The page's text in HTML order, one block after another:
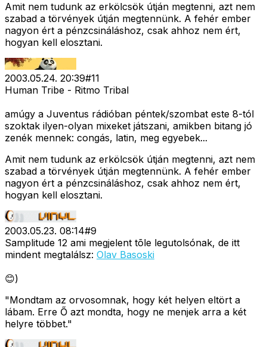
Amit nem tudunk az erkölcsök útján megtenni, azt nem
szabad a törvények útján megtennünk. A fehér ember
nagyon ért a pénzcsináláshoz, csak ahhoz nem ért,
hogyan kell elosztani.
2003.05.24. 20:39#11
Human Tribe - Ritmo Tribal
amúgy a Juventus rádióban péntek/szombat este 8-tól
szoktak ilyen-olyan mixeket játszani, amikben bitang jó
zenék mennek: congás, latin, meg egyebek...
Amit nem tudunk az erkölcsök útján megtenni, azt nem
szabad a törvények útján megtennünk. A fehér ember
nagyon ért a pénzcsináláshoz, csak ahhoz nem ért,
hogyan kell elosztani.
2003.05.23. 08:14#9
Samplitude 12 ami megjelent tõle legutolsónak, de itt
mindent megtalálsz: Olav Basoski
😊)
"Mondtam az orvosomnak, hogy két helyen eltört a
lábam. Erre Ő azt mondta, hogy ne menjek arra a két
helyre többet."